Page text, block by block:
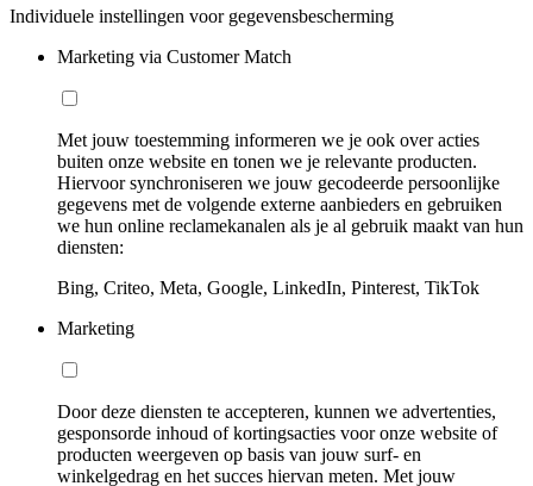
Individuele instellingen voor gegevensbescherming
Marketing via Customer Match
Met jouw toestemming informeren we je ook over acties
buiten onze website en tonen we je relevante producten.
Hiervoor synchroniseren we jouw gecodeerde persoonlijke
gegevens met de volgende externe aanbieders en gebruiken
we hun online reclamekanalen als je al gebruik maakt van hun
diensten:
Bing, Criteo, Meta, Google, LinkedIn, Pinterest, TikTok
Marketing
Door deze diensten te accepteren, kunnen we advertenties,
gesponsorde inhoud of kortingsacties voor onze website of
producten weergeven op basis van jouw surf- en
winkelgedrag en het succes hiervan meten. Met jouw